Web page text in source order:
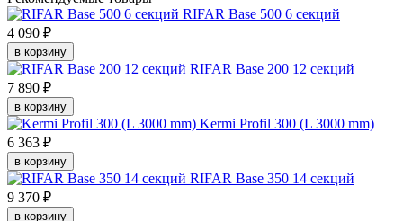
RIFAR Base 500 6 секций
4 090 ₽
в корзину
RIFAR Base 200 12 секций
7 890 ₽
в корзину
Kermi Profil 300 (L 3000 mm)
6 363 ₽
в корзину
RIFAR Base 350 14 секций
9 370 ₽
в корзину